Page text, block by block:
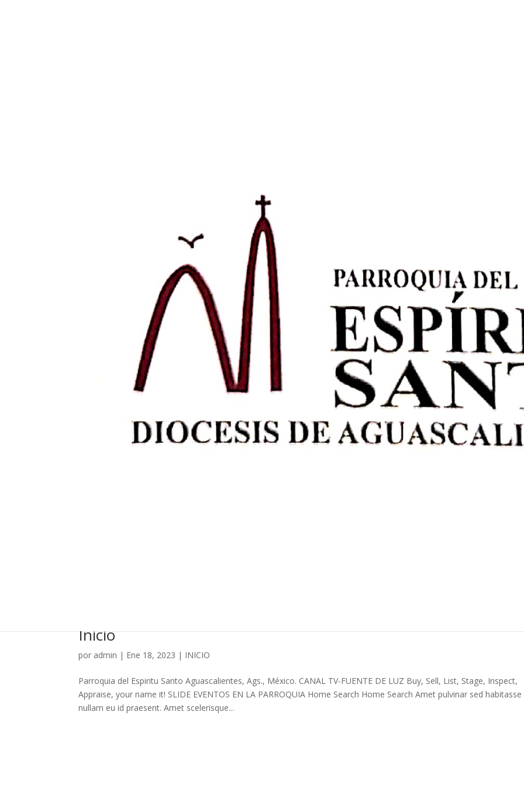
EXAMEN DE CONCIENCIA, por la noche PONTE EN LA PRESENCIA DE DIOS. INVOCA A TU ANGEL CUSTODIO PARA
EXAMINARTE DE LO QUE HICISTE HOY: -¿ME HE ACORDADO CON FRECUENCIA DE DIOS, MI PADRE? – ¿Le he dado
gracias y he acudido a El con la confianza de un hijo? –...
Oración al Espíritu Santo para pedir los 7 Dones
Feb 17, 2023 INICIO,Oraciones
ORACIÓN AL ESPÍRITU SANTO PARA PEDIR SUS DONES Ven, Espíritu Santo, inflama mi corazón y enciende en él el
fuego de tu amor. Dígnate escuchar mis súplicas, y envía sobre mí tus dones, como los enviaste sobre los Apóstoles
día de Pentecostés. Espíritu de Verdad, te...
Oración antes del examen de conciencia.
Feb 8, 2023| INICIO ,Oraciones
Inicio
por admin | Ene 18, 2023 | INICIO
Parroquia del Espiritu Santo Aguascalientes, Ags., México. CANAL TV-FUENTE DE LUZ Buy, Sell, List, Stage, Inspect,
Appraise, your name it! SLIDE EVENTOS EN LA PARROQUIA Home Search Home Search Amet pulvinar sed habitasse
nullam eu id praesent. Amet scelerisque...